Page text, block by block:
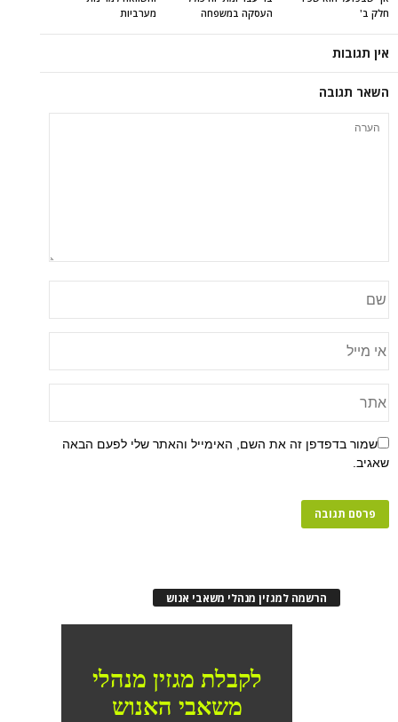
מערביות
העסקה במשפחה
חלק ב'
אין תגובות
השאר תגובה
שמור בדפדפן זה את השם, האימייל והאתר שלי לפעם הבאה
שאגיב.
הרשמה למגזין מנהלי משאבי אנוש